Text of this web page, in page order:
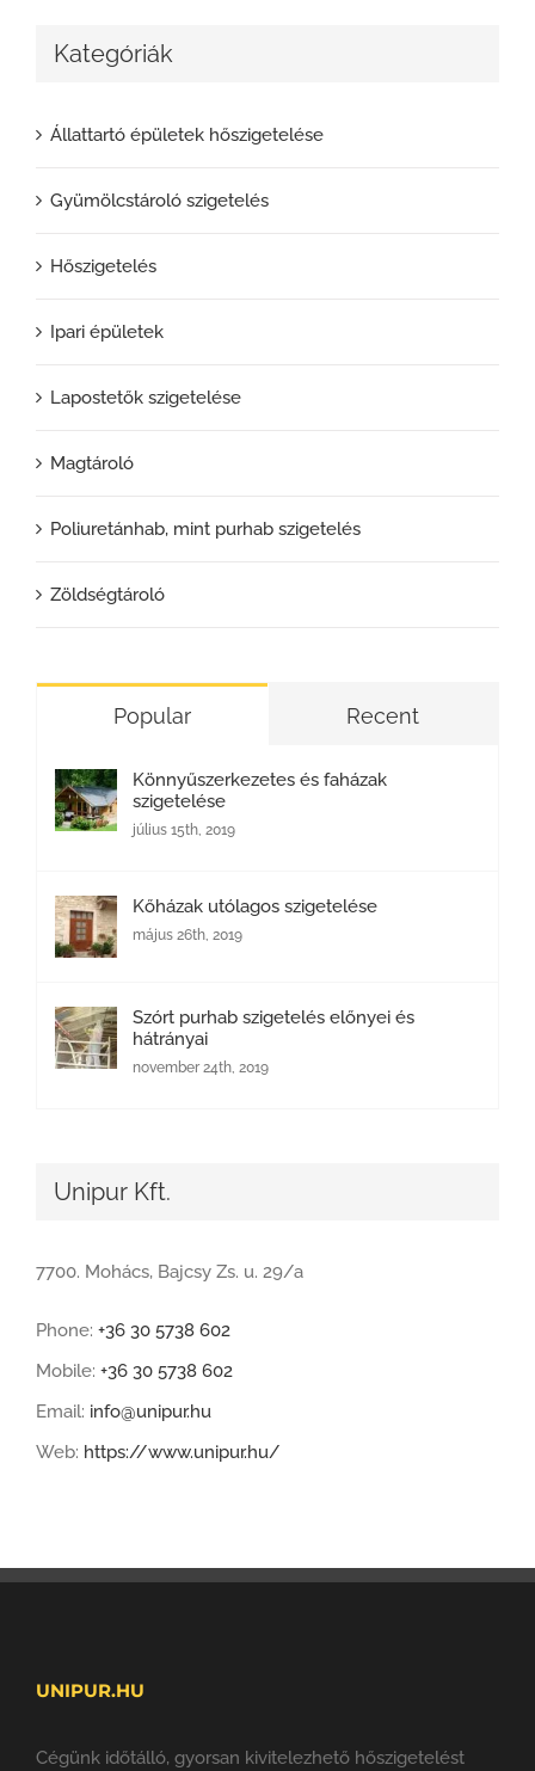
Kategóriák
Állattartó épületek hőszigetelése
Gyümölcstároló szigetelés
Hőszigetelés
Ipari épületek
Lapostetők szigetelése
Magtároló
Poliuretánhab, mint purhab szigetelés
Zöldségtároló
Popular Recent
Könnyűszerkezetes és faházak
szigetelése
július 15th, 2019
Kőházak utólagos szigetelése
május 26th, 2019
Szórt purhab szigetelés előnyei és
hátrányai
november 24th, 2019
Unipur Kft.
7700. Mohács, Bajcsy Zs. u. 29/a
Phone: +36 30 5738 602
Mobile: +36 30 5738 602
Email: info@unipur.hu
Web: https://www.unipur.hu/
UNIPUR.HU
Cégünk időtálló, gyorsan kivitelezhető hőszigetelést